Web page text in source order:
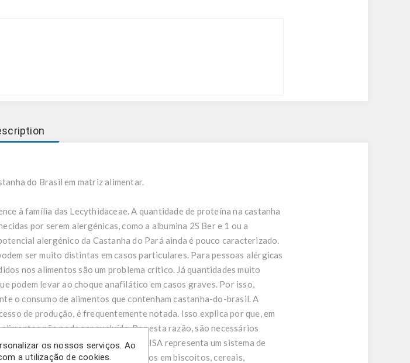
do Brasil em matriz alimentar.
à família das Lecythidaceae. A quantidade de proteína na castanha
por serem alergénicas, como a albumina 2S Ber e 1 ou a
alergénico da Castanha do Pará ainda é pouco caracterizado.
ser muito distintas em casos particulares. Para pessoas alérgicas
nos alimentos são um problema crítico. Já quantidades muito
podem levar ao choque anafilático em casos graves. Por isso,
o consumo de alimentos que contenham castanha-do-brasil. A
de produção, é frequentemente notada. Isso explica por que, em
não pode ser excluída. Por esta razão, são necessários
alimentos. Castanha do Brasil ELISA representa um sistema de
capaz de quantificar resíduos em biscoitos, cereais,
os nossos serviços. Ao
a utilização de cookies.